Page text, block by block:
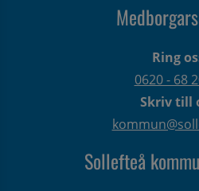
Ring
0620 - 68
Skriv till
Sollefteå